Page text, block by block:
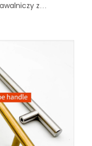
z
który łączy w sobie
szeroko
rolę w poprawie